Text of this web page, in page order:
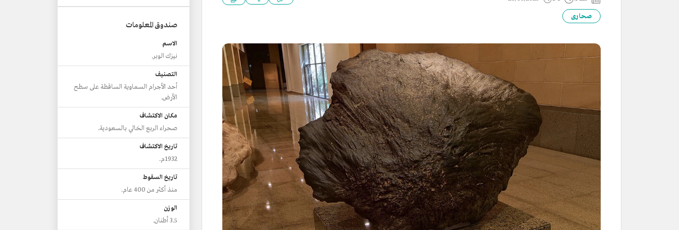
صحارى
صندوق المعلومات
الاسم
نيزك الوبر.
التصنيف
أحد الأجرام السماوية الساقطة على سطح
الأرض.
مكان الاكتشاف
صحراء الربع الخالي بالسعودية.
تاريخ الاكتشاف
1932م.
تاريخ السقوط
منذ أكثر من 400 عام.
الوزن
3.5 أطنان.